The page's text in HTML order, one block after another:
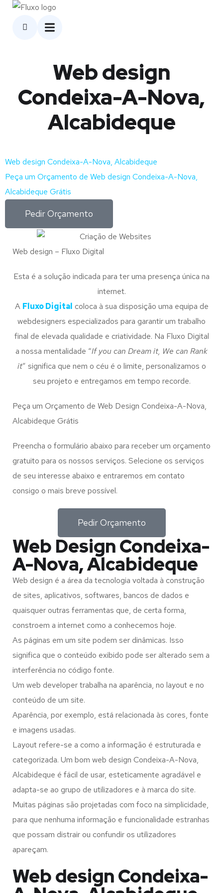
Web design
Condeixa-A-Nova,
Alcabideque
Web design Condeixa-A-Nova, Alcabideque
Peça um Orçamento de Web design Condeixa-A-Nova,
Alcabideque Grátis
Pedir Orçamento
Web design – Fluxo Digital
Esta é a solução indicada para ter uma presença única na
internet.
A Fluxo Digital coloca à sua disposição uma equipa de
webdesigners especializados para garantir um trabalho
final de elevada qualidade e criatividade. Na Fluxo Digital
a nossa mentalidade “If you can Dream it, We can Rank
it” significa que nem o céu é o limite, personalizamos o
seu projeto e entregamos em tempo recorde.
Peça um Orçamento de Web Design Condeixa-A-Nova,
Alcabideque Grátis
Preencha o formulário abaixo para receber um orçamento
gratuito para os nossos serviços. Selecione os serviços
de seu interesse abaixo e entraremos em contato
consigo o mais breve possível.
Pedir Orçamento
Web Design Condeixa-
A-Nova, Alcabideque
Web design é a área da tecnologia voltada à construção
de sites, aplicativos, softwares, bancos de dados e
quaisquer outras ferramentas que, de certa forma,
constroem a internet como a conhecemos hoje.
As páginas em um site podem ser dinâmicas. Isso
significa que o conteúdo exibido pode ser alterado sem a
interferência no código fonte.
Um web developer trabalha na aparência, no layout e no
conteúdo de um site.
Aparência, por exemplo, está relacionada às cores, fonte
e imagens usadas.
Layout refere-se a como a informação é estruturada e
categorizada. Um bom web design Condeixa-A-Nova,
Alcabideque é fácil de usar, esteticamente agradável e
adapta-se ao grupo de utilizadores e à marca do site.
Muitas páginas são projetadas com foco na simplicidade,
para que nenhuma informação e funcionalidade estranhas
que possam distrair ou confundir os utilizadores
apareçam.
Web design Condeixa-